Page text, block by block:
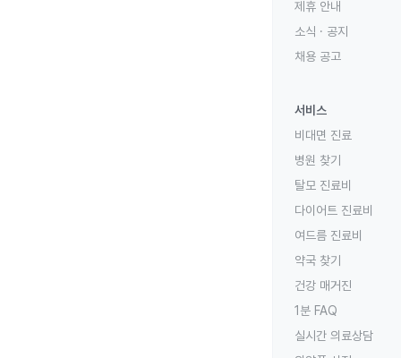
제휴 안내
소식 · 공지
채용 공고
서비스
비대면 진료
병원 찾기
탈모 진료비
다이어트 진료비
여드름 진료비
약국 찾기
건강 매거진
1분 FAQ
실시간 의료상담